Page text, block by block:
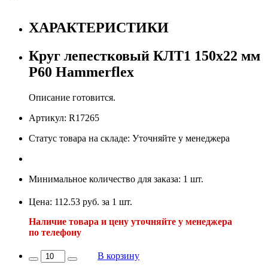
ХАРАКТЕРИСТИКИ
Круг лепестковый КЛТ1 150х22 мм
Р60 Hammerflex
Описание готовится.
Артикул: R17265
Статус товара на складе: Уточняйте у менеджера
Минимальное количество для заказа: 1 шт.
Цена: 112.53 руб. за 1 шт.
Наличие товара и цену уточняйте у менеджера
по телефону
В корзину